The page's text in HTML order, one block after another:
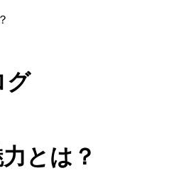
グ
とは？